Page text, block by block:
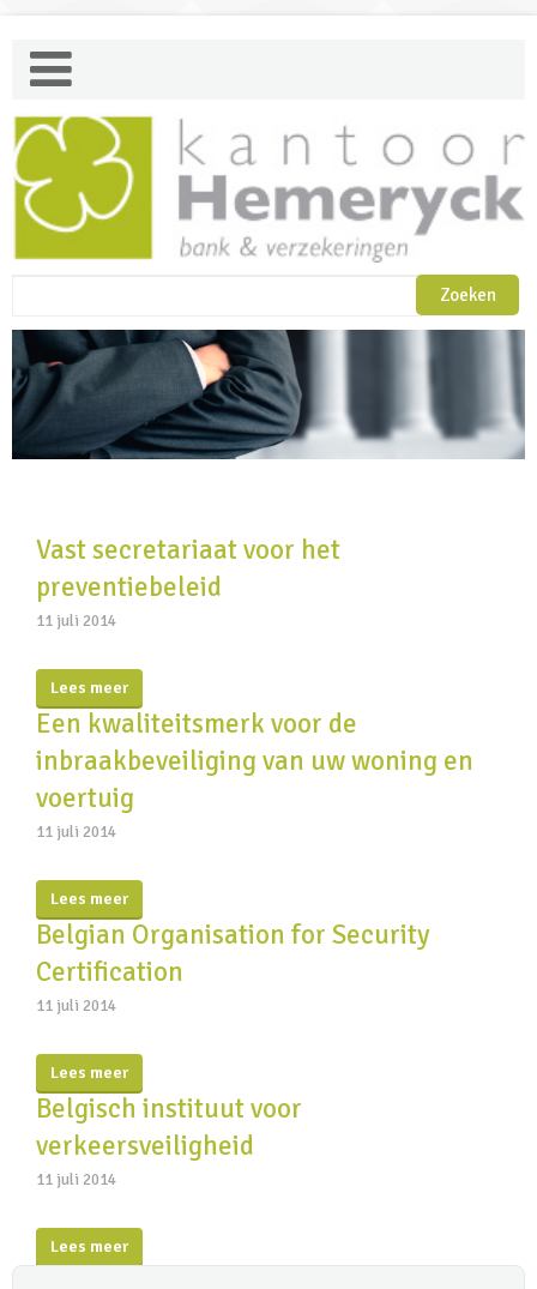
Vast secretariaat voor het
preventiebeleid
11 juli 2014
Lees meer
Een kwaliteitsmerk voor de
inbraakbeveiliging van uw woning en
voertuig
11 juli 2014
Lees meer
Belgian Organisation for Security
Certification
11 juli 2014
Lees meer
Belgisch instituut voor
verkeersveiligheid
11 juli 2014
Lees meer